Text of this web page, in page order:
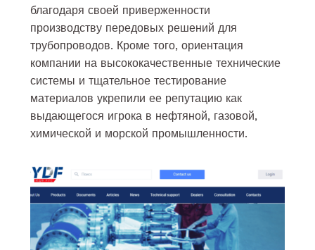
благодаря своей приверженности
производству передовых решений для
трубопроводов. Кроме того, ориентация
компании на высококачественные технические
системы и тщательное тестирование
материалов укрепили ее репутацию как
выдающегося игрока в нефтяной, газовой,
химической и морской промышленности.